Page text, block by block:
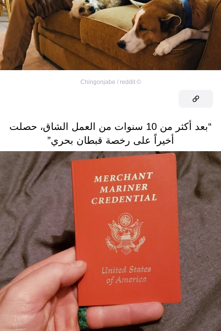
©
Chingonjabe / reddit
“بعد أكثر من 10 سنوات من العمل الشاق، حصلت
أخيراً على رخصة قبطان بحري”